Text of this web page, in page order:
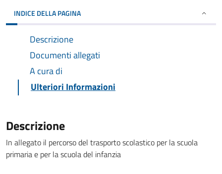
INDICE DELLA PAGINA
Descrizione
Documenti allegati
A cura di
Ulteriori Informazioni
Descrizione
In allegato il percorso del trasporto scolastico per la scuola
primaria e per la scuola del infanzia